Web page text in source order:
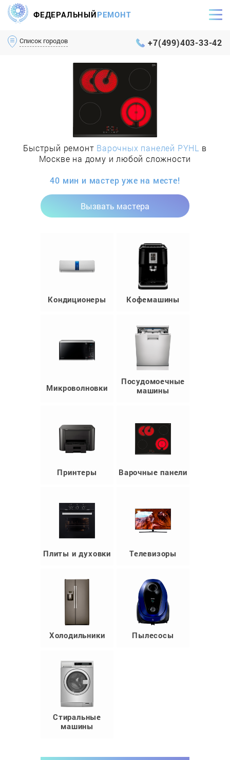
ФЕДЕРАЛЬНЫЙРЕМОНТ
Список городов +7(499)403-33-42
Быстрый ремонт Варочных панелей PYHL в
Москве на дому и любой сложности
40 мин и мастер уже на месте!
Вызвать мастера
Кондиционеры Кофемашины
Микроволновки
Посудомоечные
машины
Принтеры Варочные панели
Плиты и духовки Телевизоры
Холодильники Пылесосы
Стиральные
машины